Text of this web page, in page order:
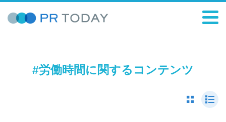
#労働時間に関するコンテンツ